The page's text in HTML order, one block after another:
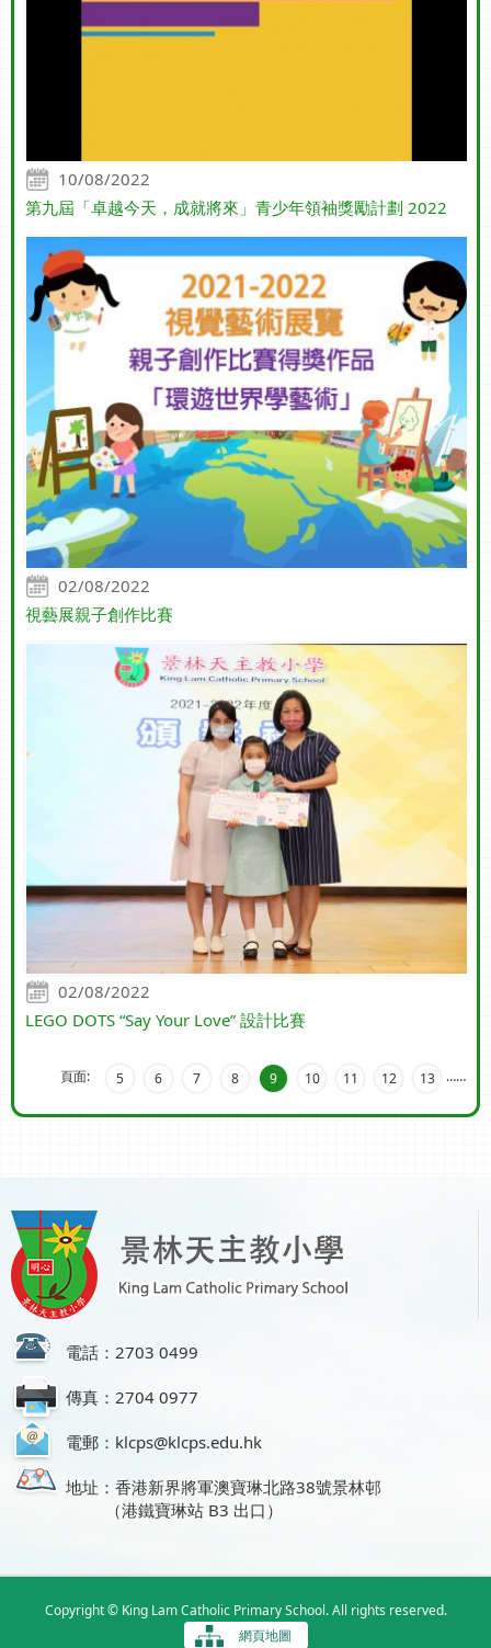
10/08/2022
第九屆「卓越今天，成就將來」青少年領袖獎勵計劃 2022
02/08/2022
視藝展親子創作比賽
02/08/2022
LEGO DOTS “Say Your Love” 設計比賽
頁面: …
5 6 7 8 9 10 11 12 13 …
電話：2703 0499
傳真：2704 0977
電郵：klcps@klcps.edu.hk
地址：香港新界將軍澳寶琳北路38號景林邨
（港鐵寶琳站 B3 出口）
Copyright © King Lam Catholic Primary School. All rights reserved.
網頁地圖